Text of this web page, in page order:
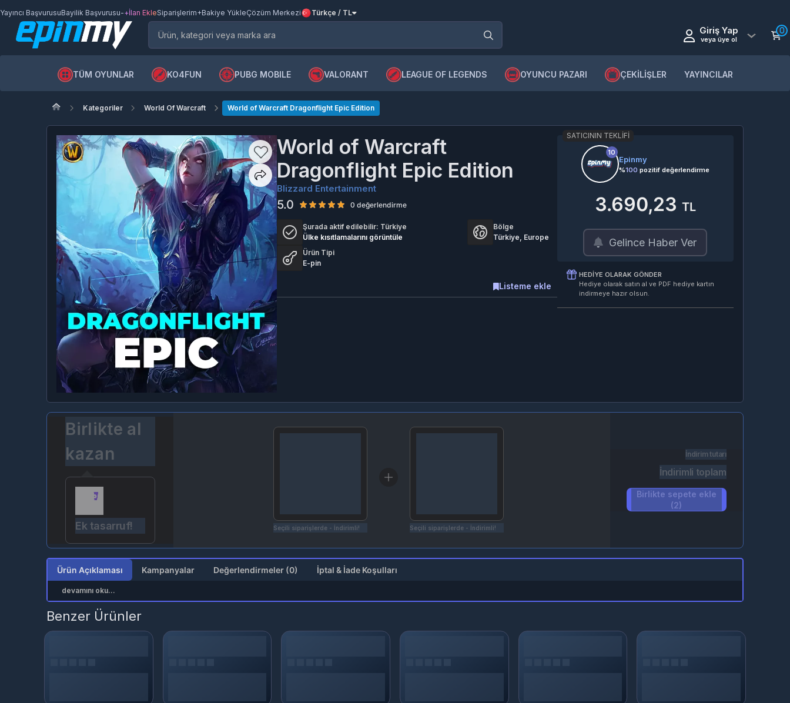
Yayıncı BaşvurusuBayilik Başvurusu-+İlan EkleSiparişlerim+Bakiye YükleÇözüm Merkezi Türkçe / TL
Giriş Yap
veya üye ol
0
TÜM OYUNLAR KO4FUN PUBG MOBILE VALORANT LEAGUE OF LEGENDS OYUNCU PAZARI ÇEKİLİŞLER YAYINCILAR
Kategoriler World Of Warcraft World of Warcraft Dragonflight Epic Edition
World of Warcraft
Dragonflight Epic Edition
Blizzard Entertainment
5.0 0 değerlendirme
Şurada aktif edilebilir: Türkiye
Ülke kısıtlamalarını görüntüle
Bölge
Türkiye, Europe
Ürün Tipi
E-pin
Listeme ekle
SATICININ TEKLIFI
10
Epinmy
%100 pozitif değerlendirme
3.690,23 TL
Gelince Haber Ver
HEDIYE OLARAK GÖNDER
Hediye olarak satın al ve PDF hediye kartın
indirmeye hazır olsun.
Birlikte al
kazan
Ek tasarruf! Seçili siparişlerde - İndirimli! Seçili siparişlerde - İndirimli!
İndirim tutarı
İndirimli toplam
Birlikte sepete ekle
(2)
Ürün Açıklaması Kampanyalar Değerlendirmeler (0) İptal & İade Koşulları
devamını oku...
Benzer Ürünler